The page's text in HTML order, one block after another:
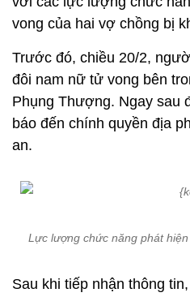
vong của hai vợ chồng bị
Trước đó, chiều 20/2,
đôi nam nữ tử vong bên
Phụng Thượng. Ngay sau
báo đến chính quyền địa
an.
Lực lượng chức năng phát
Sau khi tiếp nhận thông